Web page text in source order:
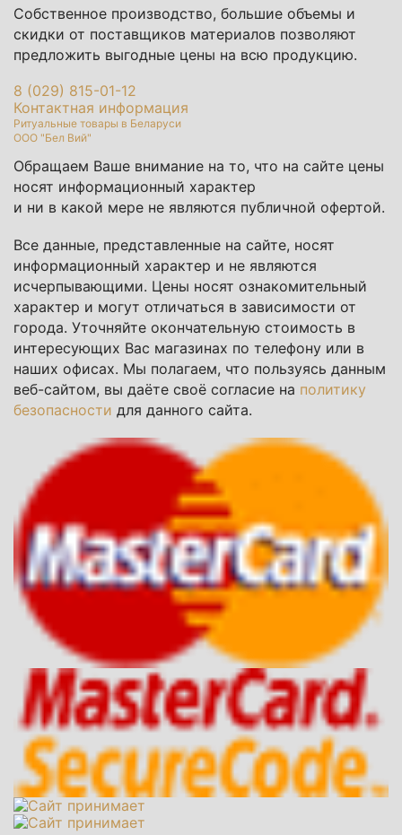
Собственное производство, большие объемы и
скидки от поставщиков материалов позволяют
предложить выгодные цены на всю продукцию.
8 (029) 815-01-12
Контактная информация
Ритуальные товары в Беларуси
ООО "Бел Вий"
Обращаем Ваше внимание на то, что на сайте цены
носят информационный характер
и ни в какой мере не являются публичной офертой.
Все данные, представленные на сайте, носят
информационный характер и не являются
исчерпывающими. Цены носят ознакомительный
характер и могут отличаться в зависимости от
города. Уточняйте окончательную стоимость в
интересующих Вас магазинах по телефону или в
наших офисах. Мы полагаем, что пользуясь данным
веб-сайтом, вы даёте своё согласие на политику
безопасности для данного сайта.